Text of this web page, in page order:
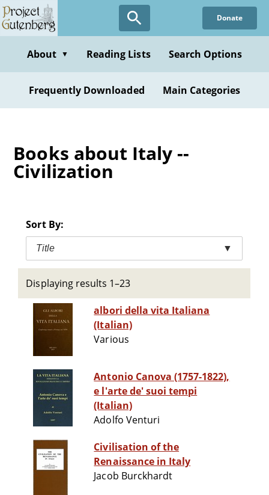
Skip
to
content
Donate
About ▼ Reading Lists Search Options
Frequently Downloaded Main Categories
Books about Italy --
Civilization
Sort By:
Title ▼
Displaying results 1–23
albori della vita Italiana
(Italian)
Various
Antonio Canova (1757-1822),
e l'arte de' suoi tempi
(Italian)
Adolfo Venturi
Civilisation of the
Renaissance in Italy
Jacob Burckhardt